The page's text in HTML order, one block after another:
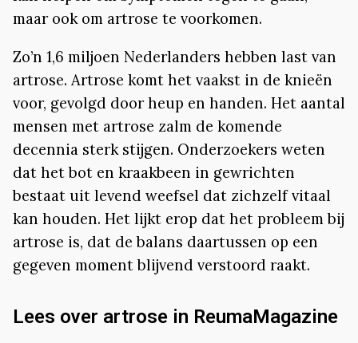
maar ook om artrose te voorkomen.
Zo’n 1,6 miljoen Nederlanders hebben last van
artrose. Artrose komt het vaakst in de knieën
voor, gevolgd door heup en handen. Het aantal
mensen met artrose zalm de komende
decennia sterk stijgen. Onderzoekers weten
dat het bot en kraakbeen in gewrichten
bestaat uit levend weefsel dat zichzelf vitaal
kan houden. Het lijkt erop dat het probleem bij
artrose is, dat de balans daartussen op een
gegeven moment blijvend verstoord raakt.
Lees over artrose in ReumaMagazine